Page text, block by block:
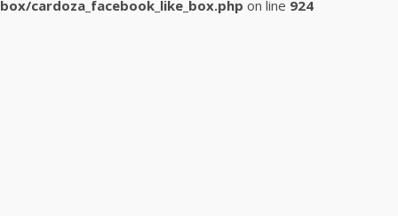
box/cardoza_facebook_like_box.php on line 924